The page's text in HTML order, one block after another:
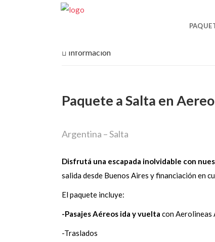
Informacion
Paquete a Salta en
Argentina – Salta
Disfrutá una escapada inolvidable con
salida desde Buenos Aires y financiación en
El paquete incluye:
-Pasajes Aéreos ida y vuelta con Aerolineas
-Traslados